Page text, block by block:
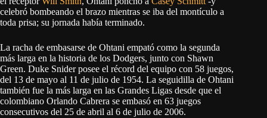
celebró bombeando el brazo mientras se iba del montículo a
toda prisa; su jornada había terminado.
La racha de embasarse de Ohtani empató como la segunda
más larga en la historia de los Dodgers, junto con Shawn
Green. Duke Snider posee el récord del equipo con 58 juegos,
del 13 de mayo al 11 de julio de 1954. La seguidilla de Ohtani
también fue la más larga en las Grandes Ligas desde que el
colombiano Orlando Cabrera se embasó en 63 juegos
consecutivos del 25 de abril al 6 de julio de 2006.